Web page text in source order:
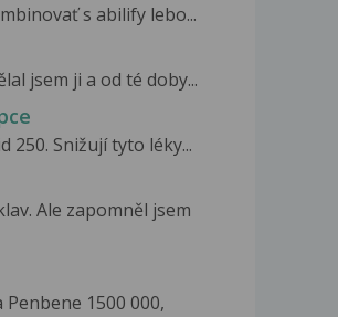
s abilify lebo...
jsem ji a od té doby...
250. Snižují tyto léky...
Ale zapomněl jsem
1500 000,